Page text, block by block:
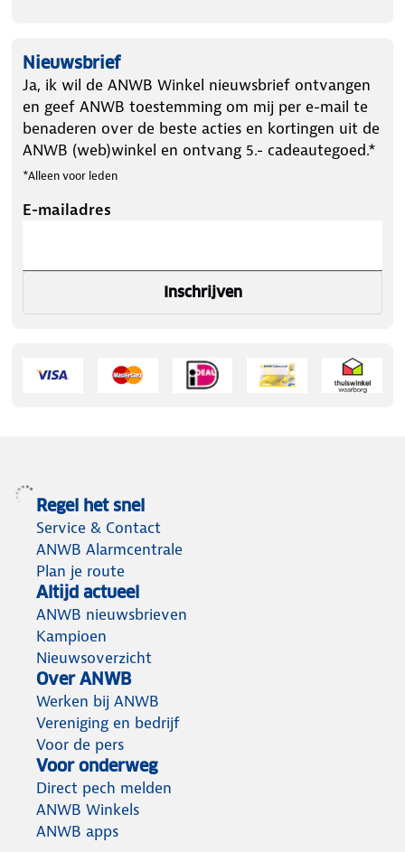
Nieuwsbrief
Ja, ik wil de ANWB Winkel nieuwsbrief ontvangen
en geef ANWB toestemming om mij per e-mail te
benaderen over de beste acties en kortingen uit de
ANWB (web)winkel en ontvang 5.- cadeautegoed.*
*Alleen voor leden
E-mailadres
Inschrijven
Regel het snel
Service & Contact
ANWB Alarmcentrale
Plan je route
Altijd actueel
ANWB nieuwsbrieven
Kampioen
Nieuwsoverzicht
Over ANWB
Werken bij ANWB
Vereniging en bedrijf
Voor de pers
Voor onderweg
Direct pech melden
ANWB Winkels
ANWB apps